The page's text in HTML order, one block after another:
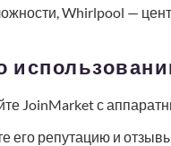
Whirlpool —
JoinMarket с
его репутацию и